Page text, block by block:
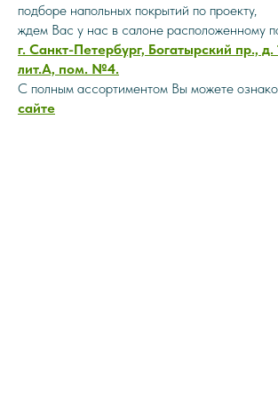
подборе напольных покрытий по проекту,
ждем Вас у нас в салоне расположенному
г. Санкт-Петербург, Богатырский пр., д.
лит.А, пом. №4.
С полным ассортиментом Вы можете
сайте